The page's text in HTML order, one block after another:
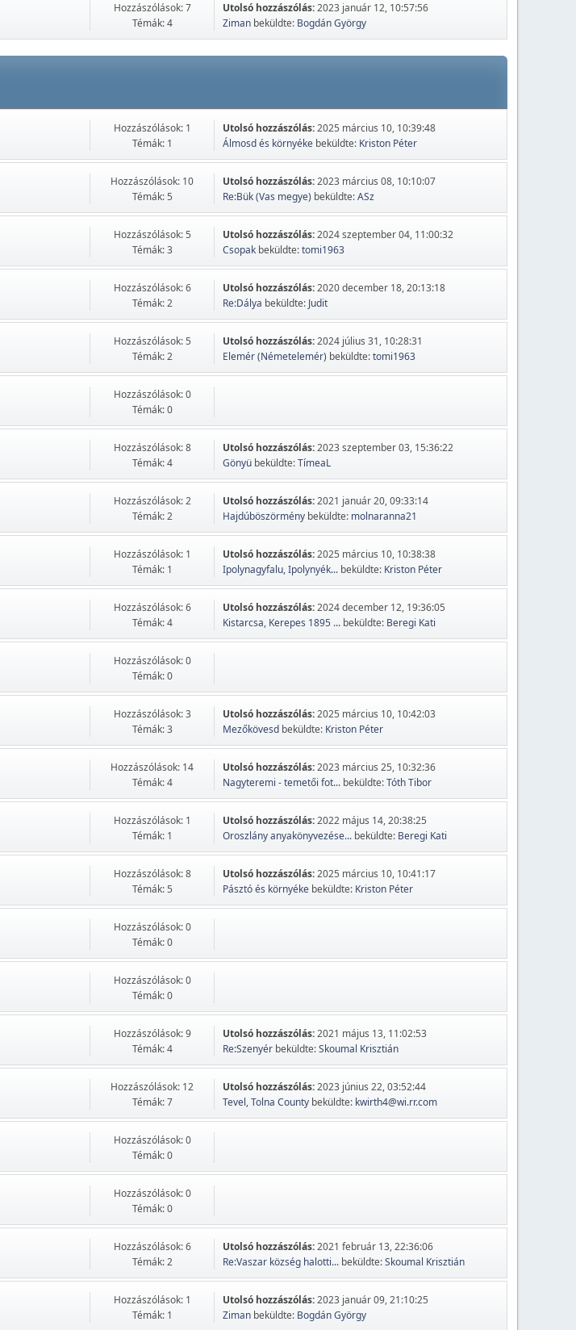
Hozzászólások: 7
Témák: 4
Utolsó hozzászólás:2023 január 12, 10:57:56
Ziman beküldte: Bogdán György
Hozzászólások: 1
Témák: 1
Utolsó hozzászólás:2025 március 10, 10:39:48
Álmosd és környéke beküldte: Kriston Péter
Hozzászólások: 10
Témák: 5
Utolsó hozzászólás:2023 március 08, 10:10:07
Re:Bük (Vas megye) beküldte:ASz
Hozzászólások: 5
Témák: 3
Utolsó hozzászólás:2024 szeptember 04, 11:00:32
Csopak beküldte:tomi1963
Hozzászólások: 6
Témák: 2
Utolsó hozzászólás:2020 december 18, 20:13:18
Re:Dálya beküldte: Judit
Hozzászólások: 5
Témák: 2
Utolsó hozzászólás:2024 július 31, 10:28:31
Elemér (Németelemér) beküldte:tomi1963
Hozzászólások: 0
Témák: 0
Hozzászólások: 8
Témák: 4
Utolsó hozzászólás:2023 szeptember 03, 15:36:22
Gönyü beküldte:TímeaL
Hozzászólások: 2
Témák: 2
Utolsó hozzászólás:2021 január 20, 09:33:14
Hajdúböszörmény beküldte: molnaranna21
Hozzászólások: 1
Témák: 1
Utolsó hozzászólás:2025 március 10, 10:38:38
Ipolynagyfalu, Ipolynyék... beküldte: Kriston Péter
Hozzászólások: 6
Témák: 4
Utolsó hozzászólás:2024 december 12, 19:36:05
Kistarcsa, Kerepes 1895 ... beküldte: Beregi Kati
Hozzászólások: 0
Témák: 0
Hozzászólások: 3
Témák: 3
Utolsó hozzászólás:2025 március 10, 10:42:03
Mezőkövesd beküldte: Kriston Péter
Hozzászólások: 14
Témák: 4
Utolsó hozzászólás:2023 március 25, 10:32:36
Nagyteremi - temetői fot... beküldte:Tóth Tibor
Hozzászólások: 1
Témák: 1
Utolsó hozzászólás:2022 május 14, 20:38:25
Oroszlány anyakönyvezése... beküldte: Beregi Kati
Hozzászólások: 8
Témák: 5
Utolsó hozzászólás:2025 március 10, 10:41:17
Pásztó és környéke beküldte: Kriston Péter
Hozzászólások: 0
Témák: 0
Hozzászólások: 0
Témák: 0
Hozzászólások: 9
Témák: 4
Utolsó hozzászólás:2021 május 13, 11:02:53
Re:Szenyér beküldte:Skoumal Krisztián
Hozzászólások: 12
Témák: 7
Utolsó hozzászólás:2023 június 22, 03:52:44
Tevel, Tolna County beküldte: kwirth4@wi.rr.com
Hozzászólások: 0
Témák: 0
Hozzászólások: 0
Témák: 0
Hozzászólások: 6
Témák: 2
Utolsó hozzászólás:2021 február 13, 22:36:06
Re:Vaszar község halotti... beküldte:Skoumal Krisztián
Hozzászólások: 1
Témák: 1
Utolsó hozzászólás:2023 január 09, 21:10:25
Ziman beküldte: Bogdán György